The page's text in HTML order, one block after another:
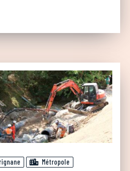
Métropole